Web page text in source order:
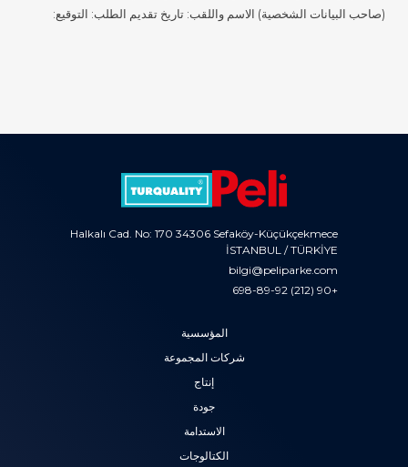
(صاحب البيانات الشخصية) الاسم واللقب: تاريخ تقديم الطلب: التوقيع:
Halkalı Cad. No: 170 34306 Sefaköy-Küçükçekmece
İSTANBUL / TÜRKİYE
bilgi@peliparke.com
+90 (212) 698-89-92
المؤسسية
شركات المجموعة
إنتاج
جودة
الاستدامة
الكتالوجات